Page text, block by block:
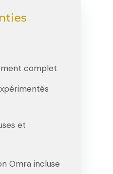
complet
et
Omra incluse